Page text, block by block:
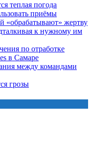
теплая погода
приёмы
«обрабатывают» жертву
к нужному им
по отработке
в Самаре
между командами
грозы